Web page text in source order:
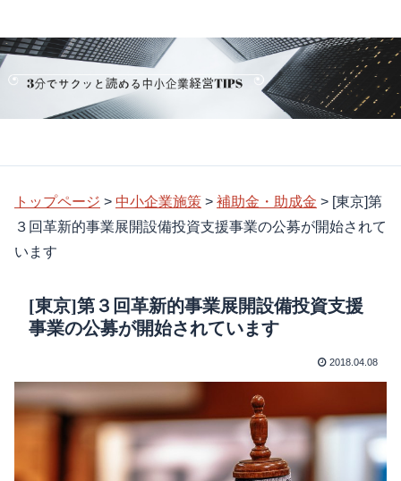
トップページ > 中小企業施策 > 補助金・助成金 > [東京]第
３回革新的事業展開設備投資支援事業の公募が開始されて
います
[東京]第３回革新的事業展開設備投資支援
事業の公募が開始されています
2018.04.08